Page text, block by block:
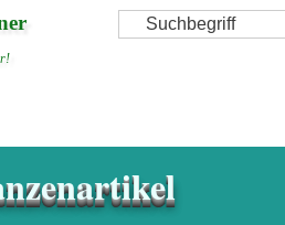
Suche